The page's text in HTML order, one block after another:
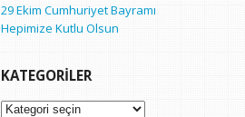
29 Ekim Cumhuriyet Bayramı
Hepimize Kutlu Olsun
KATEGORILER
Kategoriler